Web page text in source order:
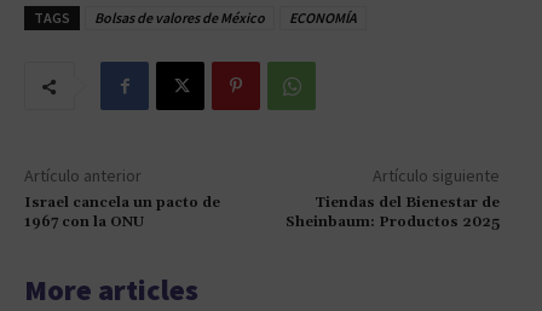
TAGS Bolsas de valores de México ECONOMÍA
Artículo anterior
Israel cancela un pacto de
1967 con la ONU
Artículo siguiente
Tiendas del Bienestar de
Sheinbaum: Productos 2025
More articles